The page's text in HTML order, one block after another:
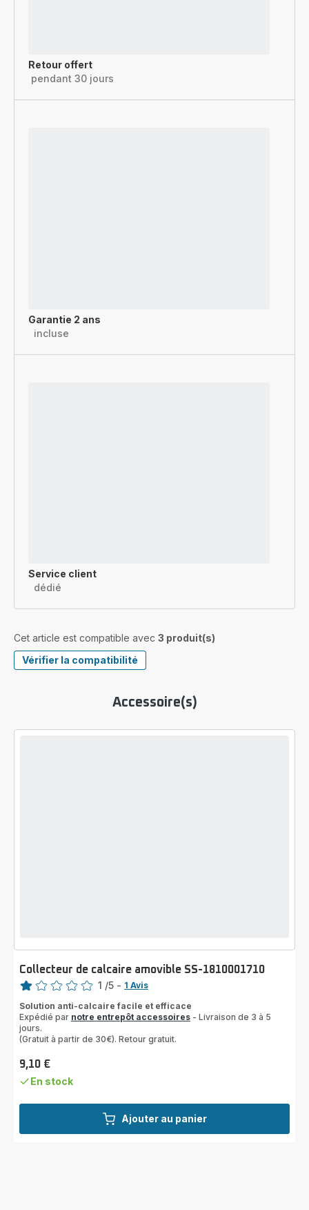
Retour offert
pendant 30 jours
Garantie 2 ans
incluse
Service client
dédié
Cet article est compatible avec 3 produit(s)
Vérifier la compatibilité
Accessoire(s)
Ajouter au panier
Collecteur de calcaire amovible SS-1810001710
Note
1
étoile
(moyenne)
1 /5 - 1 Avis
Solution anti-calcaire facile et efficace
Expédié par notre entrepôt accessoires - Livraison de 3 à 5
jours.
(Gratuit à partir de 30€). Retour gratuit.
Prix
9,10 €
En stock